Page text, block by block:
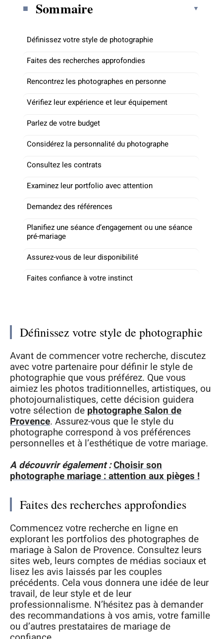
Sommaire
Définissez votre style de photographie
Faites des recherches approfondies
Rencontrez les photographes en personne
Vérifiez leur expérience et leur équipement
Parlez de votre budget
Considérez la personnalité du photographe
Consultez les contrats
Examinez leur portfolio avec attention
Demandez des références
Planifiez une séance d’engagement ou une séance
pré-mariage
Assurez-vous de leur disponibilité
Faites confiance à votre instinct
Définissez votre style de photographie
Avant de commencer votre recherche, discutez
avec votre partenaire pour définir le style de
photographie que vous préférez. Que vous
aimiez les photos traditionnelles, artistiques, ou
photojournalistiques, cette décision guidera
votre sélection de photographe Salon de
Provence. Assurez-vous que le style du
photographe correspond à vos préférences
personnelles et à l’esthétique de votre mariage.
A découvrir également :Choisir son
photographe mariage : attention aux pièges !
Faites des recherches approfondies
Commencez votre recherche en ligne en
explorant les portfolios des photographes de
mariage à Salon de Provence. Consultez leurs
sites web, leurs comptes de médias sociaux et
lisez les avis laissés par les couples
précédents. Cela vous donnera une idée de leur
travail, de leur style et de leur
professionnalisme. N’hésitez pas à demander
des recommandations à vos amis, votre famille
ou d’autres prestataires de mariage de